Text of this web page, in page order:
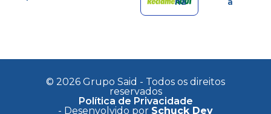
© 2026 Grupo Said - Todos os direitos
reservados
Política de Privacidade
- Desenvolvido por Schuck Dev